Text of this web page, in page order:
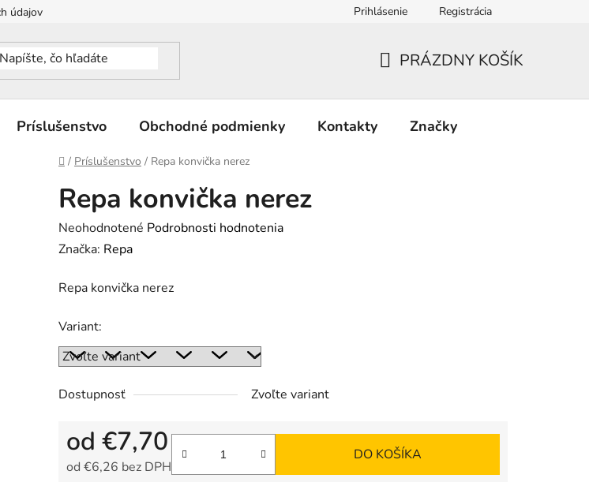
údajov Prihlásenie Registrácia
KOŠÍK
PRÁZDNY KOŠÍK
Príslušenstvo Obchodné podmienky Kontakty Značky
Domov
/ Príslušenstvo / Repa konvička nerez
Repa konvička nerez
Priemerné
hodnotenie
je
z
5
Neohodnotené Podrobnosti hodnotenia
Značka: Repa
Repa konvička nerez
Variant:
Dostupnosť Zvoľte variant
od €7,70
od €6,26 bez DPH
DO KOŠÍKA